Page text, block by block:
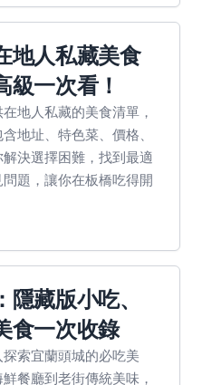
地人私藏美食
級一次看！
地人私藏的美食清單，
地址、特色菜、價格、
決選擇困難，找到最適
題，讓你在板橋吃得開
藏版小吃、
食一次收錄
索宜蘭頭城的必吃美
餐廳到老街傳統美味，